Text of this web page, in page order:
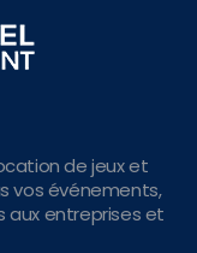
de jeux et
vos événements,
aux entreprises et